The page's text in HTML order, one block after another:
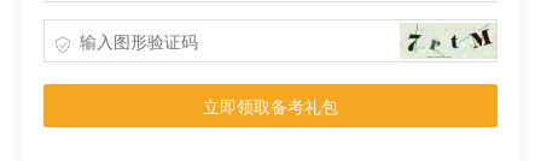
立即领取备考礼包